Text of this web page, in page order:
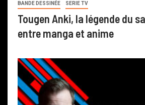
BANDE DESSINÉE SERIE TV
Tougen Anki, la légende du
entre manga et anime